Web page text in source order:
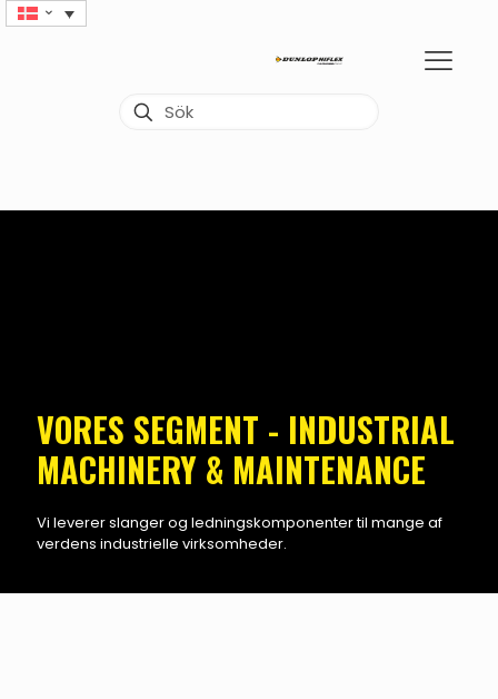
VORES SEGMENT - INDUSTRIAL
MACHINERY & MAINTENANCE
Vi leverer slanger og ledningskomponenter til mange af
verdens industrielle virksomheder.